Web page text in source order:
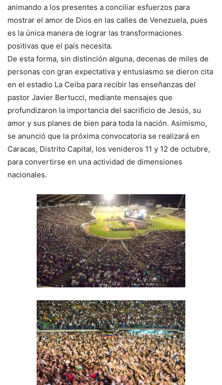
animando a los presentes a conciliar esfuerzos para
mostrar el amor de Dios en las calles de Venezuela, pues
es la única manera de lograr las transformaciones
positivas que el país necesita.
De esta forma, sin distinción alguna, decenas de miles de
personas con gran expectativa y entusiasmo se dieron cita
en el estadio La Ceiba para recibir las enseñanzas del
pastor Javier Bertucci, mediante mensajes que
profundizaron la importancia del sacrificio de Jesús, su
amor y sus planes de bien para toda la nación. Asimismo,
se anunció que la próxima convocatoria se realizará en
Caracas, Distrito Capital, los venideros 11 y 12 de octubre,
para convertirse en una actividad de dimensiones
nacionales.